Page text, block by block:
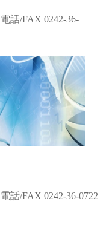
話/FAX 0242-36-
話/FAX 0242-36-0722